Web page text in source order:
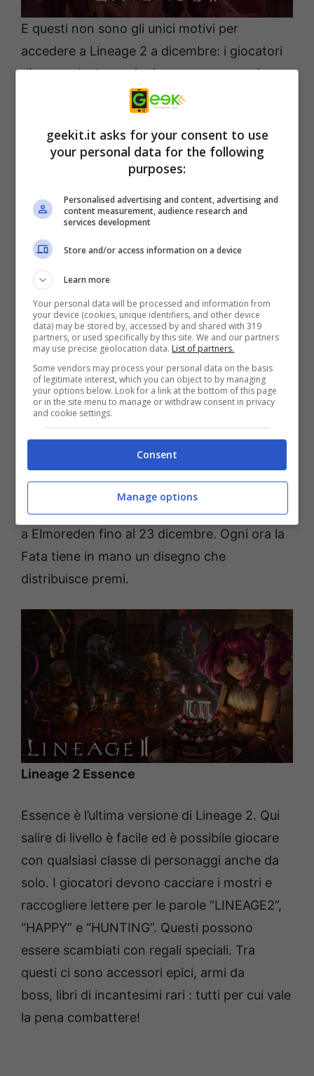
E questi non sono gli unici motivi per
accedere a Lineage 2 a dicembre: i giocatori
di entrambe le versioni potranno partecipare
a eventi speciali, ricevere regali preziosi e
divertirsi con i loro vecchi amici.
Lineage 2
Ecco per cosa è famoso Lineage 2: potenti
boss dei draghi, assedi dimensionali e
aggiornamenti regolari! Fino al 16 dicembre le
tariffe dei server per XP, adena e reputazione
del clan saranno aumentate. È giunto il
momento di salire di livello fino al limite! E se
vuoi ancora più regali, cerca la Fata del
Festival in qualsiasi città. Rimarrà
a Elmoreden fino al 23 dicembre. Ogni ora la
Fata tiene in mano un disegno che
distribuisce premi.
Lineage 2 Essence
Essence è l’ultima versione di Lineage 2. Qui
salire di livello è facile ed è possibile giocare
con qualsiasi classe di personaggi anche da
solo. I giocatori devono cacciare i mostri e
raccogliere lettere per le parole “LINEAGE2”,
“HAPPY” e “HUNTING”. Questi possono
essere scambiati con regali speciali. Tra
questi ci sono accessori epici, armi da
boss, libri di incantesimi rari : tutti per cui vale
la pena combattere!
geekit.it asks for your consent to use
your personal data for the following
purposes:
Personalised advertising and content, advertising and
content measurement, audience research and
services development
Store and/or access information on a device
Learn more
Your personal data will be processed and information from
your device (cookies, unique identifiers, and other device
data) may be stored by, accessed by and shared with 319
partners, or used specifically by this site. We and our partners
may use precise geolocation data. List of partners.
Some vendors may process your personal data on the basis
of legitimate interest, which you can object to by managing
your options below. Look for a link at the bottom of this page
or in the site menu to manage or withdraw consent in privacy
and cookie settings.
Consent
Manage options